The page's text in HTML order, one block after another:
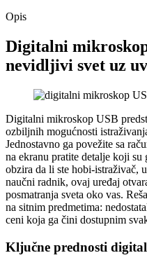
Opis
Digitalni
nevidljivi svet uz
Digitalni mikroskop USB
ozbiljnih mogućnosti
Jednostavno ga povežite sa
na ekranu pratite detalje koji
obzira da li ste hobi-istraživač,
naučni radnik, ovaj uređaj
posmatranja sveta oko vas.
na sitnim predmetima:
ceni koja ga čini dostupnim
Ključne prednosti